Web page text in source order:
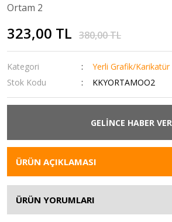
Ortam 2
323,00 TL 380,00 TL
Kategori Yerli Grafik/Karikatür
Stok Kodu
KKYORTAMOO2
GELİNCE HABER VER
ÜRÜN AÇIKLAMASI
ÜRÜN YORUMLARI